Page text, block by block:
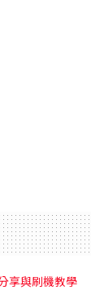
享與刷機教學